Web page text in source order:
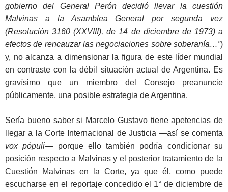
gobierno del General Perón decidió llevar la cuestión
Malvinas a la Asamblea General por segunda vez
(Resolución 3160 (XXVIII), de 14 de diciembre de 1973) a
efectos de rencauzar las negociaciones sobre soberanía…”)
y, no alcanza a dimensionar la figura de este líder mundial
en contraste con la débil situación actual de Argentina. Es
gravísimo que un miembro del Consejo preanuncie
públicamente, una posible estrategia de Argentina.
Sería bueno saber si Marcelo Gustavo tiene apetencias de
llegar a la Corte Internacional de Justicia —así se comenta
vox pópuli— porque ello también podría condicionar su
posición respecto a Malvinas y el posterior tratamiento de la
Cuestión Malvinas en la Corte, ya que él, como puede
escucharse en el reportaje concedido el 1° de diciembre de